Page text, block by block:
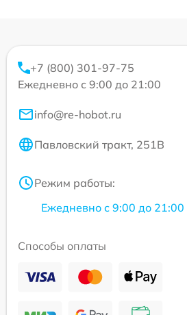
+7 (800) 301-97-75
Ежедневно с 9:00 до 21:00
info@re-hobot.ru
Павловский тракт, 251В
Режим работы:
Ежедневно с 9:00 до 21:00
Способы оплаты